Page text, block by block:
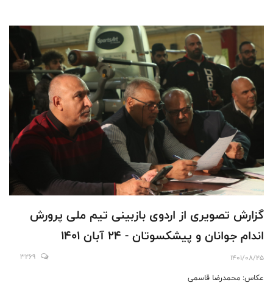
گزارش تصویری از اردوی بازبینی تیم ملی پرورش
اندام جوانان و پیشکسوتان - 24 آبان 1401
1401/08/25
3269
عکاس: محمدرضا قاسمی